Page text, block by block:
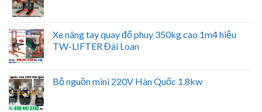
Xe nâng tay quay đổ phuy 350kg cao 1m4 hiệu
TW-LIFTER Đài Loan
Bộ nguồn mini 220V Hàn Quốc 1.8kw